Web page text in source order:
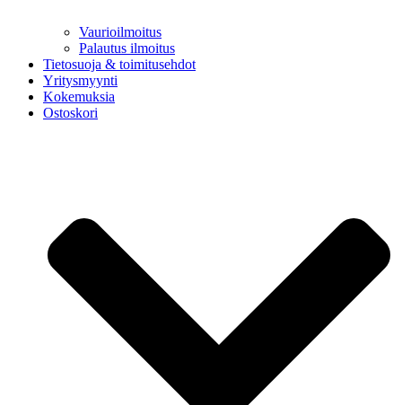
Vaurioilmoitus
Palautus ilmoitus
Tietosuoja & toimitusehdot
Yritysmyynti
Kokemuksia
Ostoskori